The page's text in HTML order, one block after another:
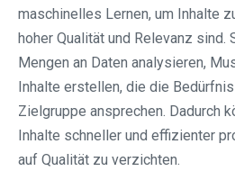
maschinelles Lernen, um Inhalte
hoher Qualität und Relevanz sind.
Mengen an Daten analysieren,
Inhalte erstellen, die die
Zielgruppe ansprechen. Dadurch
Inhalte schneller und effizienter
auf Qualität zu verzichten.